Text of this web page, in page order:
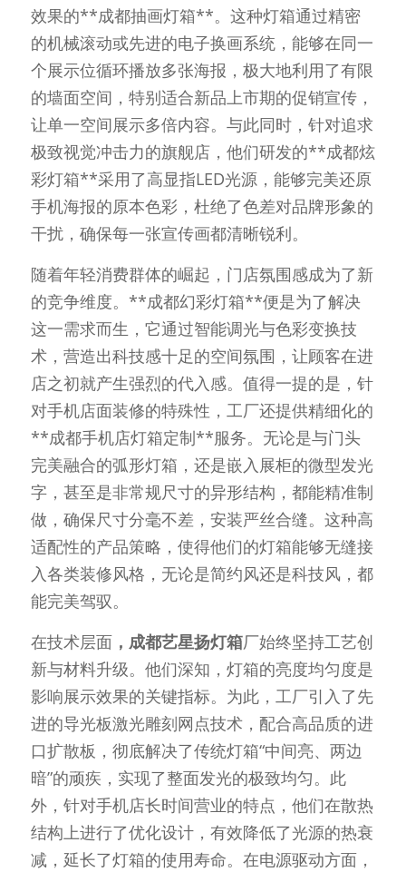
效果的**成都抽画灯箱**。这种灯箱通过精密
的机械滚动或先进的电子换画系统，能够在同一
个展示位循环播放多张海报，极大地利用了有限
的墙面空间，特别适合新品上市期的促销宣传，
让单一空间展示多倍内容。与此同时，针对追求
极致视觉冲击力的旗舰店，他们研发的**成都炫
彩灯箱**采用了高显指LED光源，能够完美还原
手机海报的原本色彩，杜绝了色差对品牌形象的
干扰，确保每一张宣传画都清晰锐利。
随着年轻消费群体的崛起，门店氛围感成为了新
的竞争维度。**成都幻彩灯箱**便是为了解决
这一需求而生，它通过智能调光与色彩变换技
术，营造出科技感十足的空间氛围，让顾客在进
店之初就产生强烈的代入感。值得一提的是，针
对手机店面装修的特殊性，工厂还提供精细化的
**成都手机店灯箱定制**服务。无论是与门头
完美融合的弧形灯箱，还是嵌入展柜的微型发光
字，甚至是非常规尺寸的异形结构，都能精准制
做，确保尺寸分毫不差，安装严丝合缝。这种高
适配性的产品策略，使得他们的灯箱能够无缝接
入各类装修风格，无论是简约风还是科技风，都
能完美驾驭。
在技术层面 ，成都艺星扬灯箱厂始终坚持工艺创
新与材料升级。他们深知，灯箱的亮度均匀度是
影响展示效果的关键指标。为此，工厂引入了先
进的导光板激光雕刻网点技术，配合高品质的进
口扩散板，彻底解决了传统灯箱“中间亮、两边
暗”的顽疾，实现了整面发光的极致均匀。此
外，针对手机店长时间营业的特点，他们在散热
结构上进行了优化设计，有效降低了光源的热衰
减，延长了灯箱的使用寿命。在电源驱动方面，